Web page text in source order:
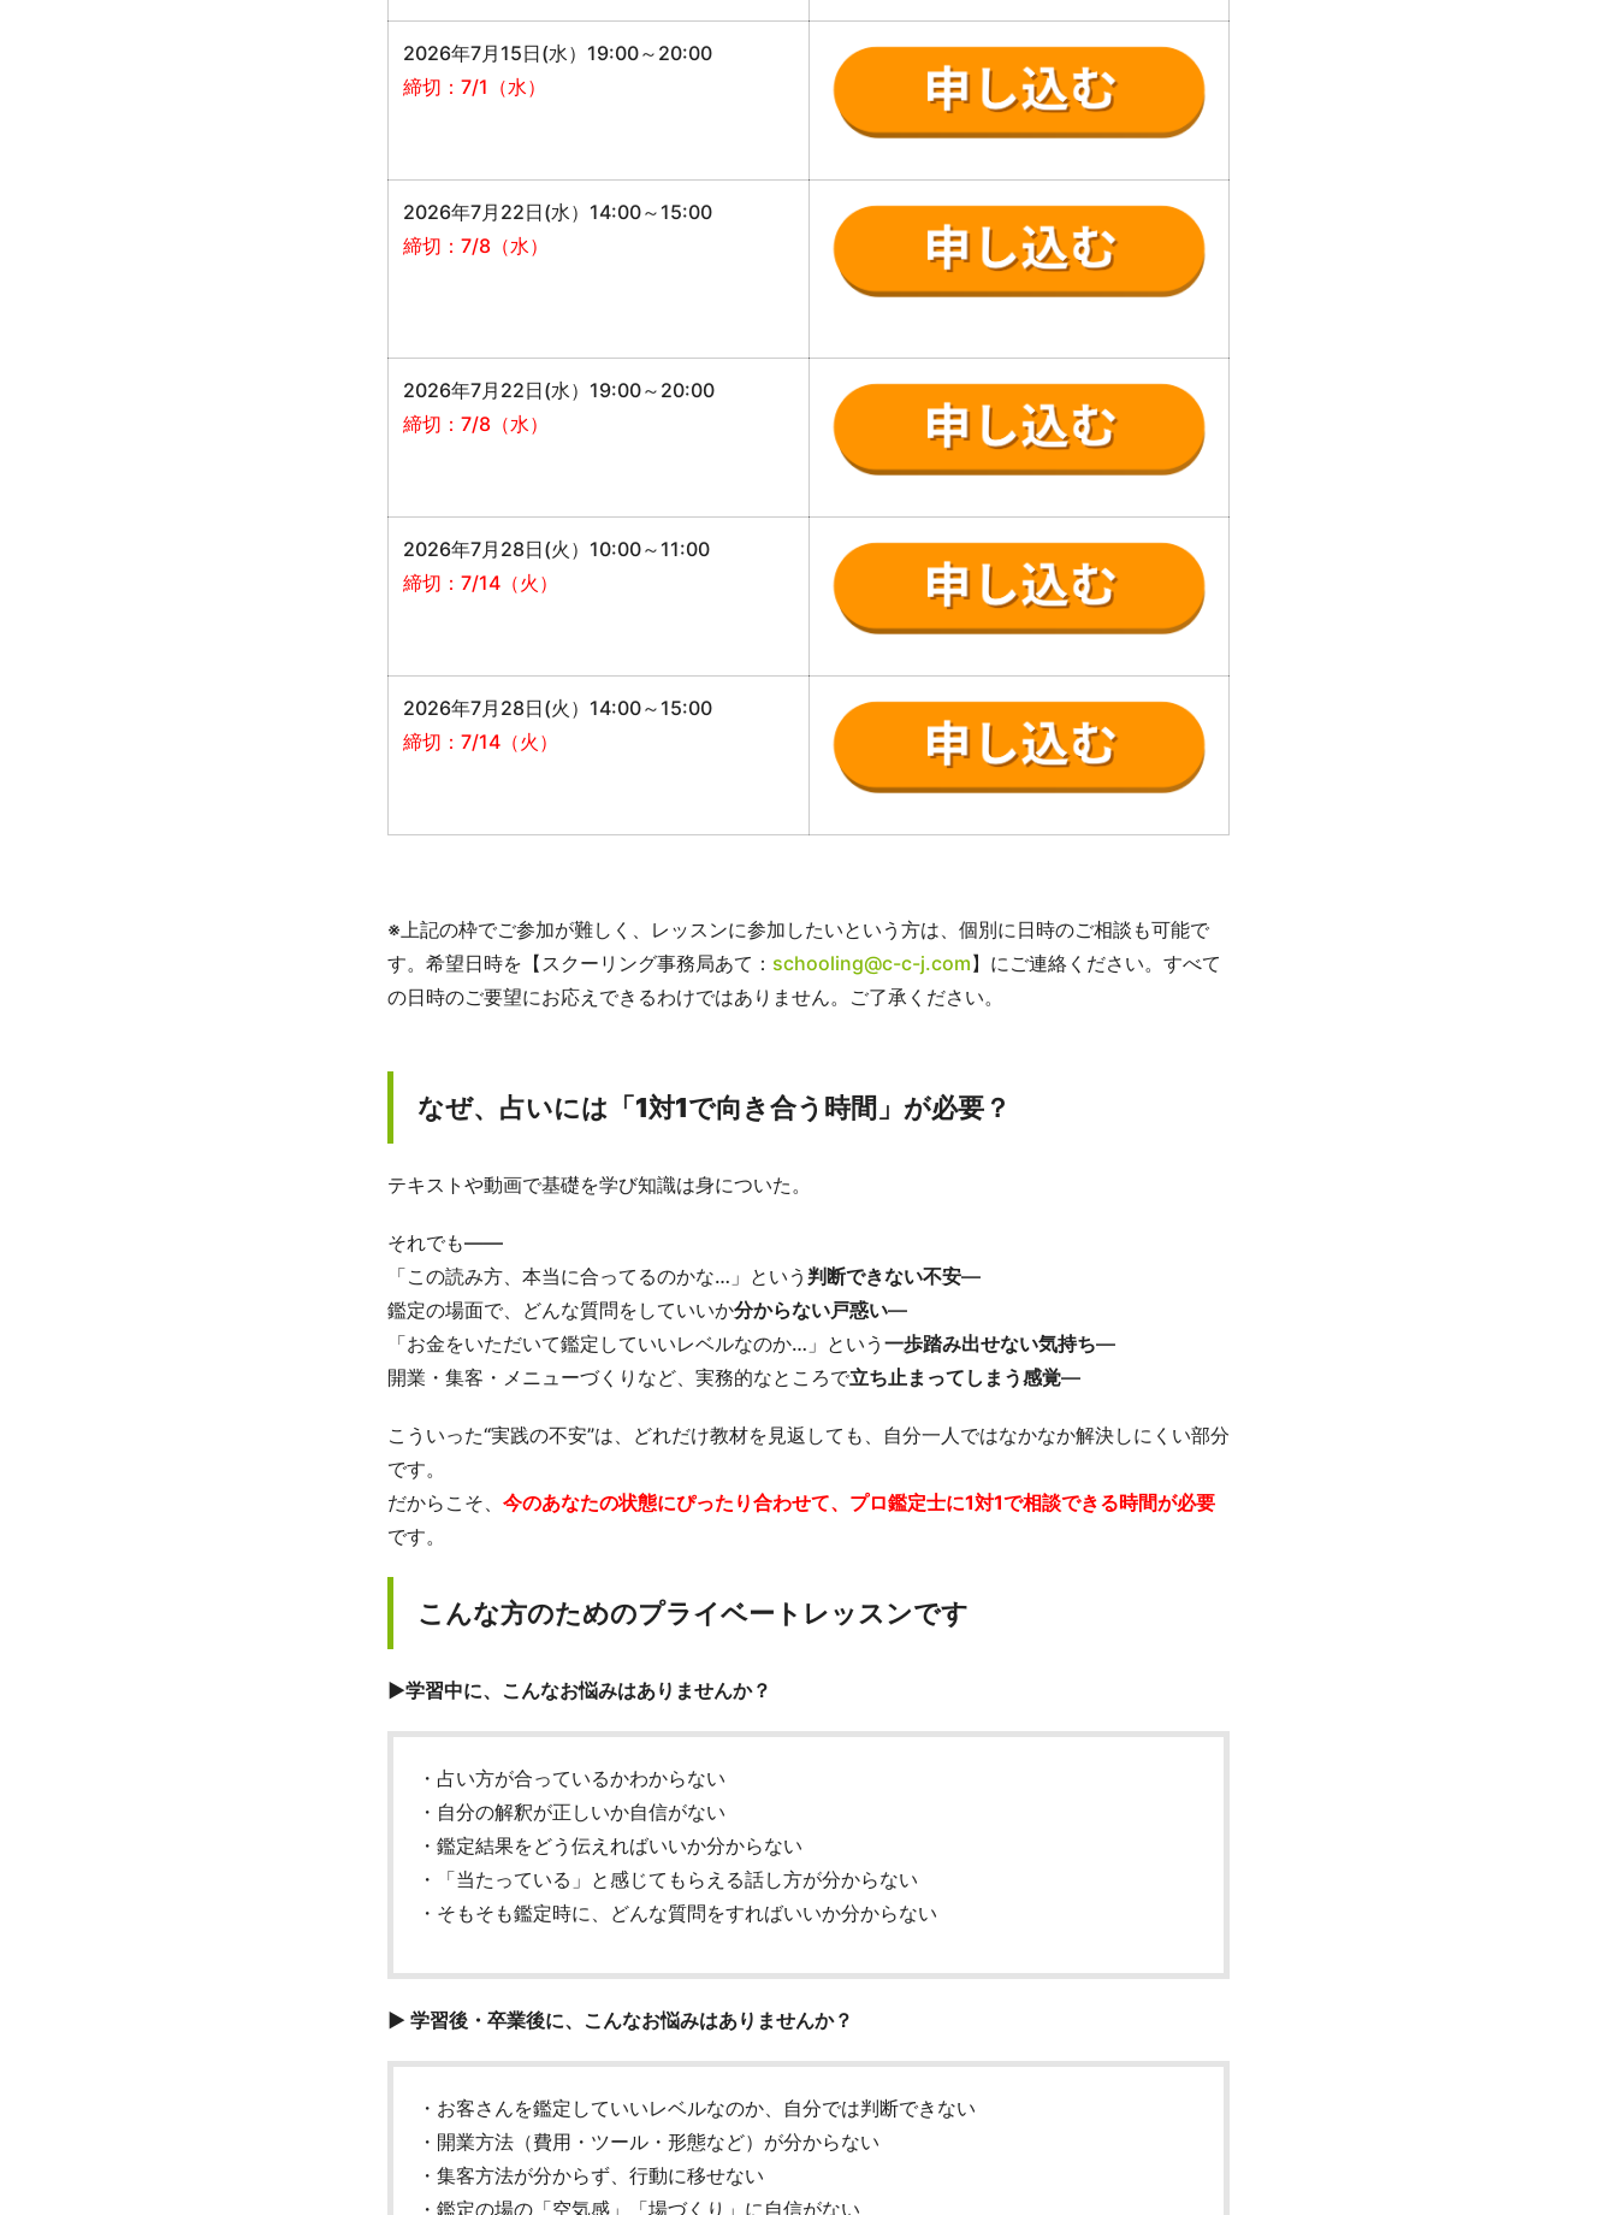
2026年7月15日(水）19:00～20:00
締切：7/1（水）
2026年7月22日(水）14:00～15:00
締切：7/8（水）
2026年7月22日(水）19:00～20:00
締切：7/8（水）
2026年7月28日(火）10:00～11:00
締切：7/14（火）
2026年7月28日(火）14:00～15:00
締切：7/14（火）
※上記の枠でご参加が難しく、レッスンに参加したいという方は、個別に日時のご相談も可能で
す。希望日時を【スクーリング事務局あて： schooling@c-c-j.com】にご連絡ください。すべて
の日時のご要望にお応えできるわけではありません。ご了承ください。
なぜ、占いには「1対1で向き合う時間」が必要？
テキストや動画で基礎を学び知識は身についた。
それでも――
「この読み方、本当に合ってるのかな…」という 判断できない不安―
鑑定の場面で、どんな質問をしていいか分からない戸惑い―
「お金をいただいて鑑定していいレベルなのか…」という 一歩踏み出せない気持ち―
開業・集客・メニューづくりなど、実務的なところで立ち止まってしまう感覚―
こういった“実践の不安”は、どれだけ教材を見返しても、自分一人ではなかなか解決しにくい部分
です。
だからこそ、 今のあなたの状態にぴったり合わせて、プロ鑑定士に1対1で相談できる時間が必要
です。
こんな方のためのプライベートレッスンです
▶学習中に、こんなお悩みはありませんか？
・占い方が合っているかわからない
・自分の解釈が正しいか自信がない
・鑑定結果をどう伝えればいいか分からない
・「当たっている」と感じてもらえる話し方が分からない
・そもそも鑑定時に、どんな質問をすればいいか分からない
▶ 学習後・卒業後に、こんなお悩みはありませんか？
・お客さんを鑑定していいレベルなのか、自分では判断できない
・開業方法（費用・ツール・形態など）が分からない
・集客方法が分からず、行動に移せない
・鑑定の場の「空気感」「場づくり」に自信がない